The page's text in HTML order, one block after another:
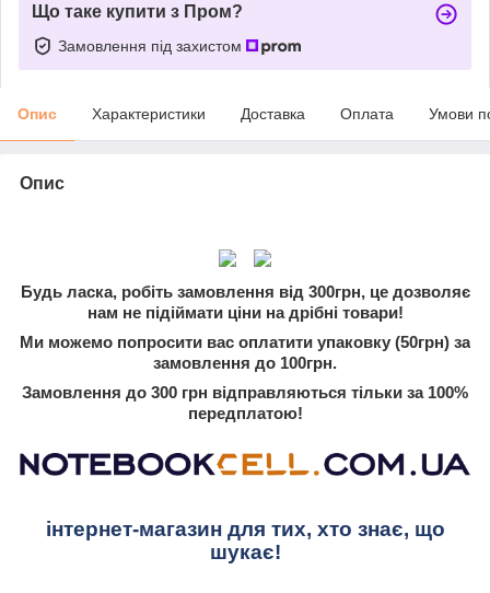
Що таке купити з Пром?
Замовлення під захистом
Опис Характеристики Доставка Оплата Умови
Опис
Будь ласка, робіть замовлення від 300грн, це дозволяє
нам не підіймати ціни на дрібні товари!
Ми можемо попросити вас оплатити упаковку (50грн) за
замовлення до 100грн.
Замовлення до 300 грн відправляються тільки за 100%
передплатою!
інтернет-магазин для тих, хто знає, що
шукає!